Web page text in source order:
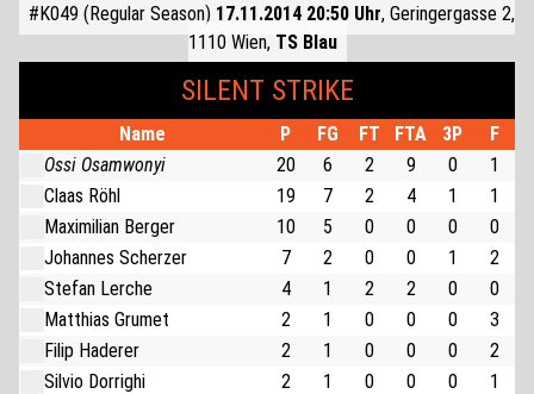
#K049 (Regular Season) 17.11.2014 20:50 Uhr, Geringergasse 2,
1110 Wien, TS Blau
SILENT STRIKE
Name P FG FT FTA 3P
F
Ossi Osamwonyi
20 6 2 9 0
1
Claas Röhl
19 7 2 4 1
1
Maximilian Berger
10 5 0 0 0
0
Johannes Scherzer
7 2 0 0 1
2
Stefan Lerche
4 1 2 2 0
0
Matthias Grumet
2 1 0 0 0
3
Filip Haderer
2 1 0 0 0
2
Silvio Dorrighi
2 1 0 0 0 1